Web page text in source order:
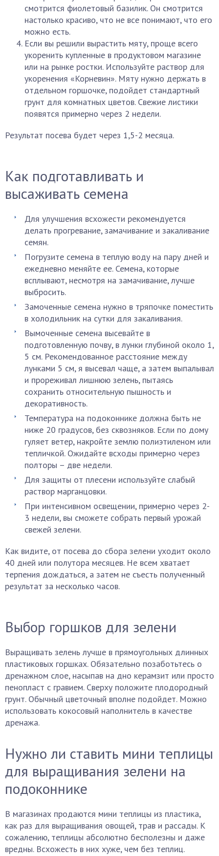
смотрится фиолетовый базилик. Он смотрится
настолько красиво, что не все понимают, что его
можно есть.
Если вы решили вырастить мяту, проще всего
укоренить купленные в продуктовом магазине
или на рынке ростки. Используйте раствор для
укоренения «Корневин». Мяту нужно держать в
отдельном горшочке, подойдет стандартный
грунт для комнатных цветов. Свежие листики
появятся примерно через 2 недели.
Результат посева будет через 1,5-2 месяца.
Как подготавливать и
высаживать семена
Для улучшения всхожести рекомендуется
делать прогревание, замачивание и закаливание
семян.
Погрузите семена в теплую воду на пару дней и
ежедневно меняйте ее. Семена, которые
всплывают, несмотря на замачивание, лучше
выбросить.
Замоченные семена нужно в тряпочке поместить
в холодильник на сутки для закаливания.
Вымоченные семена высевайте в
подготовленную почву, в лунки глубиной около 1,
5 см. Рекомендованное расстояние между
лунками 5 см, я высевал чаще, а затем выпалывал
и прореживал лишнюю зелень, пытаясь
сохранить относительную пышность и
декоративность.
Температура на подоконнике должна быть не
ниже 20 градусов, без сквозняков. Если по дому
гуляет ветер, накройте землю полиэтиленом или
тепличкой. Ожидайте всходы примерно через
полторы – две недели.
Для защиты от плесени используйте слабый
раствор марганцовки.
При интенсивном освещении, примерно через 2-
3 недели, вы сможете собрать первый урожай
свежей зелени.
Как видите, от посева до сбора зелени уходит около
40 дней или полутора месяцев. Не всем хватает
терпения дождаться, а затем не съесть полученный
результат за несколько часов.
Выбор горшков для зелени
Выращивать зелень лучше в прямоугольных длинных
пластиковых горшках. Обязательно позаботьтесь о
дренажном слое, насыпав на дно керамзит или просто
пенопласт с гравием. Сверху положите плодородный
грунт. Обычный цветочный вполне подойдет. Можно
использовать кокосовый наполнитель в качестве
дренажа.
Нужно ли ставить мини теплицы
для выращивания зелени на
подоконнике
В магазинах продаются мини теплицы из пластика,
как раз для выращивания овощей, трав и рассады. К
сожалению, теплицы абсолютно бесполезны и даже
вредны. Всхожесть в них хуже, чем без теплиц.